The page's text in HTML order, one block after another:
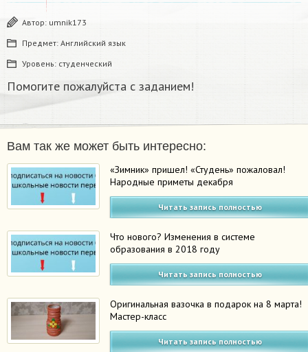
Автор: umnik173
Предмет: Английский язык
Уровень: студенческий
Помогите пожалуйста с заданием!
Вам так же может быть интересно:
«Зимник» пришел! «Студень» пожаловал!
Народные приметы декабря
Читать запись полностью
Что нового? Изменения в системе
образования в 2018 году
Читать запись полностью
Оригинальная вазочка в подарок на 8 марта!
Мастер-класс
Читать запись полностью